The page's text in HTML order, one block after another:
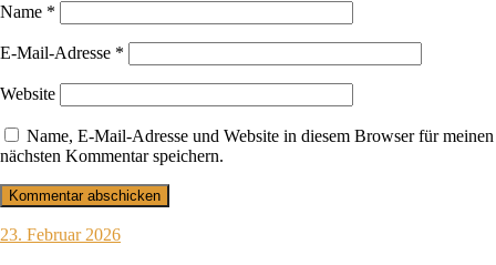
Name *
E-Mail-Adresse *
Website
Name, E-Mail-Adresse und Website in diesem Browser für meinen
nächsten Kommentar speichern.
23. Februar 2026